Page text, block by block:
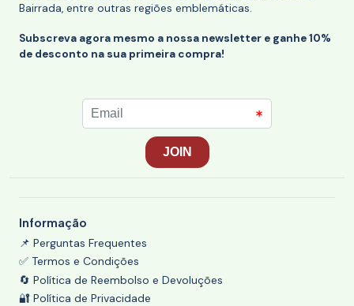
Bairrada, entre outras regiões emblemáticas.
Subscreva agora mesmo a nossa newsletter e ganhe 10%
de desconto na sua primeira compra!
Informação
📌 Perguntas Frequentes
✅ Termos e Condições
🔄 Política de Reembolso e Devoluções
🔐 Política de Privacidade